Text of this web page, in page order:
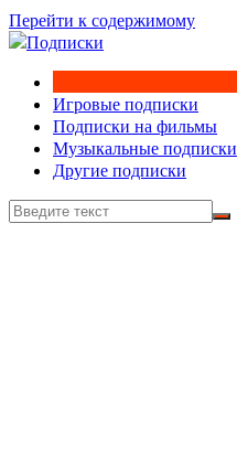
Перейти к содержимому
Игровые подписки
Подписки на фильмы
Музыкальные подписки
Другие подписки